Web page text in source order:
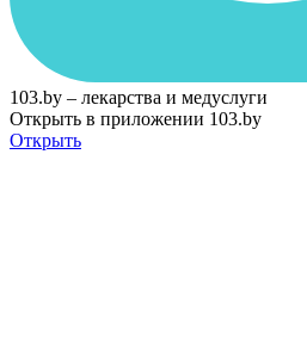
103.by – лекарства и медуслуги
Открыть в приложении 103.by
Открыть